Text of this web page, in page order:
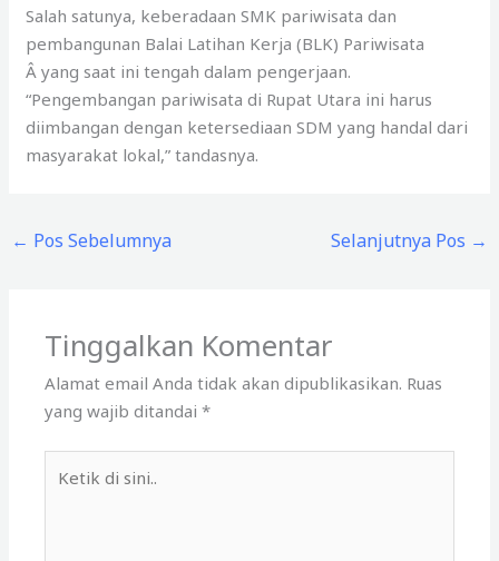
Salah satunya, keberadaan SMK pariwisata dan
pembangunan Balai Latihan Kerja (BLK) Pariwisata
Â yang saat ini tengah dalam pengerjaan.
“Pengembangan pariwisata di Rupat Utara ini harus
diimbangan dengan ketersediaan SDM yang handal dari
masyarakat lokal,” tandasnya.
← Pos Sebelumnya Selanjutnya Pos →
Tinggalkan Komentar
Alamat email Anda tidak akan dipublikasikan. Ruas
yang wajib ditandai*